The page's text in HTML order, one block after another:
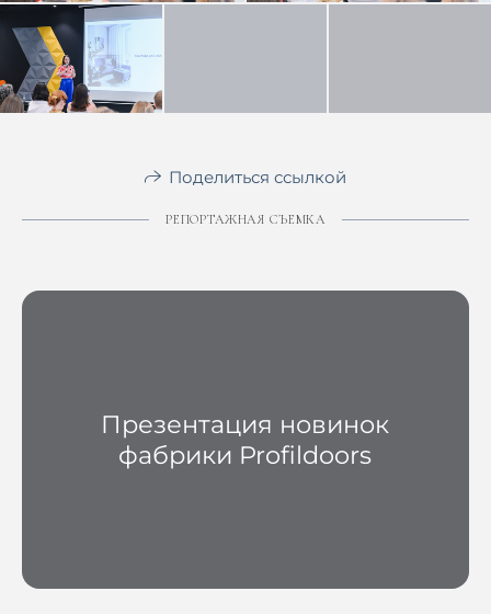
Поделиться ссылкой
РЕПОРТАЖНАЯ СЪЕМКА
Презентация новинок
фабрики Profildoors